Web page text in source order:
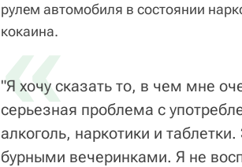
рулем автомобиля в состоянии
кокаина.
«
"Я хочу сказать то, в чем мне
серьезная проблема с
алкоголь, наркотики и
бурными вечеринками. Я не